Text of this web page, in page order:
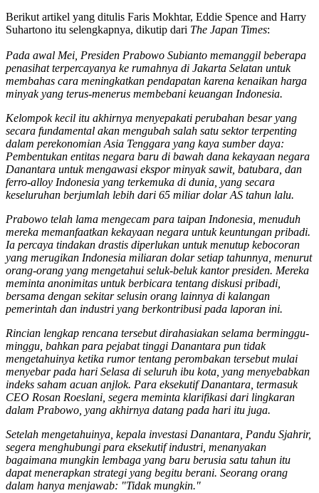
Berikut artikel yang ditulis Faris Mokhtar, Eddie Spence and Harry
Suhartono itu selengkapnya, dikutip dari The Japan Times:
Pada awal Mei, Presiden Prabowo Subianto memanggil beberapa
penasihat terpercayanya ke rumahnya di Jakarta Selatan untuk
membahas cara meningkatkan pendapatan karena kenaikan harga
minyak yang terus-menerus membebani keuangan Indonesia.
Kelompok kecil itu akhirnya menyepakati perubahan besar yang
secara fundamental akan mengubah salah satu sektor terpenting
dalam perekonomian Asia Tenggara yang kaya sumber daya:
Pembentukan entitas negara baru di bawah dana kekayaan negara
Danantara untuk mengawasi ekspor minyak sawit, batubara, dan
ferro-alloy Indonesia yang terkemuka di dunia, yang secara
keseluruhan berjumlah lebih dari 65 miliar dolar AS tahun lalu.
Prabowo telah lama mengecam para taipan Indonesia, menuduh
mereka memanfaatkan kekayaan negara untuk keuntungan pribadi.
Ia percaya tindakan drastis diperlukan untuk menutup kebocoran
yang merugikan Indonesia miliaran dolar setiap tahunnya, menurut
orang-orang yang mengetahui seluk-beluk kantor presiden. Mereka
meminta anonimitas untuk berbicara tentang diskusi pribadi,
bersama dengan sekitar selusin orang lainnya di kalangan
pemerintah dan industri yang berkontribusi pada laporan ini.
Rincian lengkap rencana tersebut dirahasiakan selama berminggu-
minggu, bahkan para pejabat tinggi Danantara pun tidak
mengetahuinya ketika rumor tentang perombakan tersebut mulai
menyebar pada hari Selasa di seluruh ibu kota, yang menyebabkan
indeks saham acuan anjlok. Para eksekutif Danantara, termasuk
CEO Rosan Roeslani, segera meminta klarifikasi dari lingkaran
dalam Prabowo, yang akhirnya datang pada hari itu juga.
Setelah mengetahuinya, kepala investasi Danantara, Pandu Sjahrir,
segera menghubungi para eksekutif industri, menanyakan
bagaimana mungkin lembaga yang baru berusia satu tahun itu
dapat menerapkan strategi yang begitu berani. Seorang orang
dalam hanya menjawab: "Tidak mungkin."